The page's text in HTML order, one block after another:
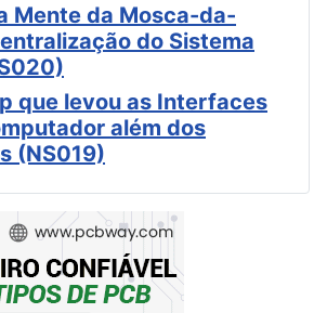
Mente da Mosca-da-
do Sistema
que levou as Interfaces
além dos
(NS019)